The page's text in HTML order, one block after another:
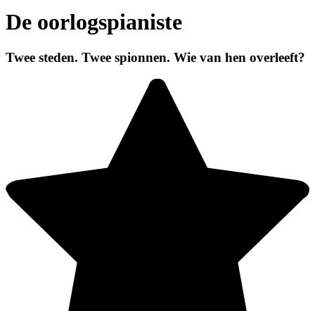
De oorlogspianiste
Twee steden. Twee spionnen. Wie van hen overleeft?